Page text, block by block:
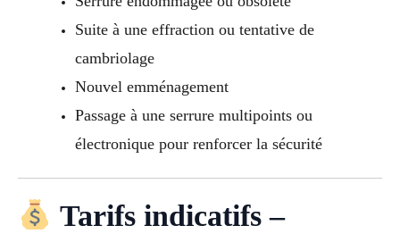
Suite à une effraction ou tentative de
cambriolage
Nouvel emménagement
Passage à une serrure multipoints ou
électronique pour renforcer la sécurité
Tarifs indicatifs –